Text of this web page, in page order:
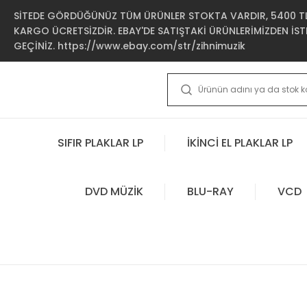
SİTEDE GÖRDÜĞÜNÜZ TÜM ÜRÜNLER STOKTA VARDIR, 5400 TL
KARGO ÜCRETSİZDİR. EBAY'DE SATIŞTAKİ ÜRÜNLERİMİZDEN
GEÇİNİZ. https://www.ebay.com/str/zihnimuzik
SIFIR PLAKLAR LP İKİNCİ EL PLAKLAR LP
DVD MÜZİK BLU-RAY VCD